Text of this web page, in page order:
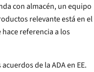
almacén, un equipo
relevante está en el
que hace referencia a los
de la ADA en EE.